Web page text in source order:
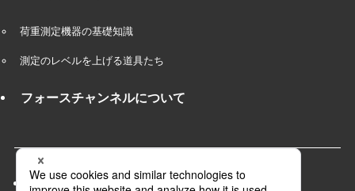
荷重測定機器の基礎知識
測定のレベルを上げる道具たち
フォースチャンネルについて
会社概要